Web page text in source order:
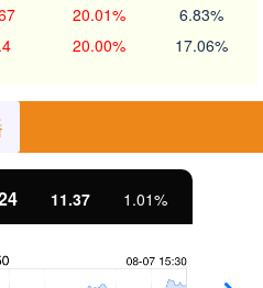
20.01% 6.83%
20.00% 17.06%
11.37 1.01%